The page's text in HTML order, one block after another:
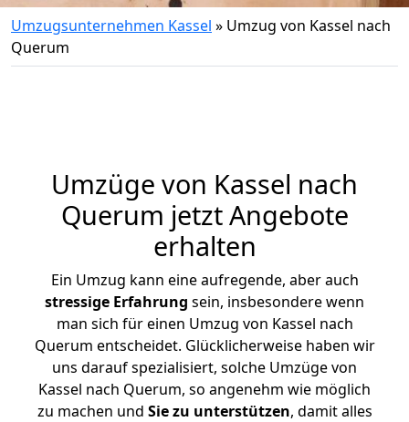
Umzugsunternehmen Kassel » Umzug von Kassel nach
Querum
Umzüge von Kassel nach
Querum jetzt Angebote
erhalten
Ein Umzug kann eine aufregende, aber auch
stressige Erfahrung sein, insbesondere wenn
man sich für einen Umzug von Kassel nach
Querum entscheidet. Glücklicherweise haben wir
uns darauf spezialisiert, solche Umzüge von
Kassel nach Querum, so angenehm wie möglich
zu machen und Sie zu unterstützen, damit alles